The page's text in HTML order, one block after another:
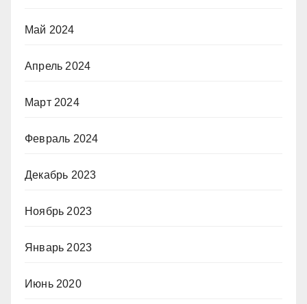
Май 2024
Апрель 2024
Март 2024
Февраль 2024
Декабрь 2023
Ноябрь 2023
Январь 2023
Июнь 2020